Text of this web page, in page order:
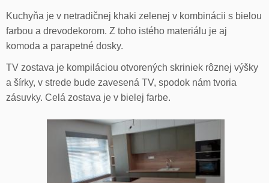
Kuchyňa je v netradičnej khaki zelenej v kombinácii s bielou
farbou a drevodekorom. Z toho istého materiálu je aj
komoda a parapetné dosky.
TV zostava je kompiláciou otvorených skriniek rôznej výšky
a šírky, v strede bude zavesená TV, spodok nám tvoria
zásuvky. Celá zostava je v bielej farbe.